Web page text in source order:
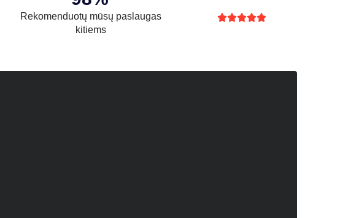
Rekomenduotų mūsų paslaugas
kitiems
